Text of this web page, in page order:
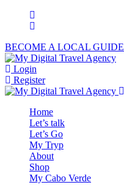
BECOME A LOCAL GUIDE
Login
Register
Home
Let’s talk
Let’s Go
My Tryp
About
Shop
My Cabo Verde